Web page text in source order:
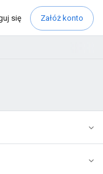
się Załóż konto